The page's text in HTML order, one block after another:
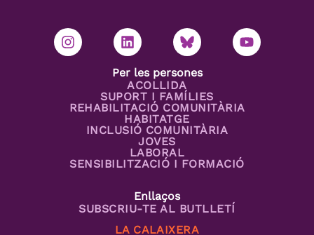
Per les persones
ACOLLIDA
SUPORT I FAMÍLIES
REHABILITACIÓ COMUNITÀRIA
HABITATGE
INCLUSIÓ COMUNITÀRIA
JOVES
LABORAL
SENSIBILITZACIÓ I FORMACIÓ
Enllaços
SUBSCRIU-TE AL BUTLLETÍ
LA CALAIXERA